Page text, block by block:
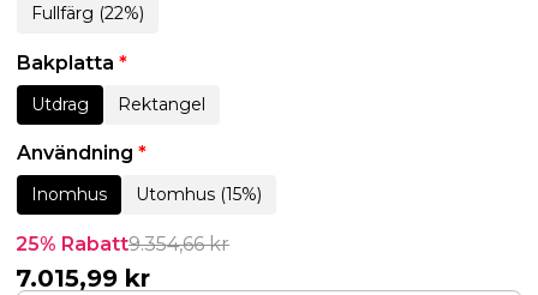
Fullfärg (22%)
Bakplatta *
Utdrag Rektangel
Användning *
Inomhus Utomhus (15%)
25% Rabatt9.354,66kr
7.015,99 kr